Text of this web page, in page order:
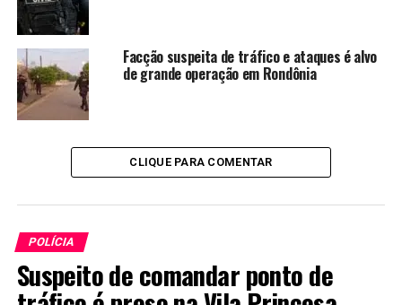
Facção suspeita de tráfico e ataques é alvo
de grande operação em Rondônia
CLIQUE PARA COMENTAR
POLÍCIA
Suspeito de comandar ponto de